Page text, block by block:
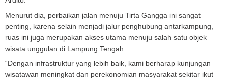
Menurut dia, perbaikan jalan menuju Tirta Gangga ini sangat
penting, karena selain menjadi jalur penghubung antarkampung,
ruas ini juga merupakan akses utama menuju salah satu objek
wisata unggulan di Lampung Tengah.
“Dengan infrastruktur yang lebih baik, kami berharap kunjungan
wisatawan meningkat dan perekonomian masyarakat sekitar ikut